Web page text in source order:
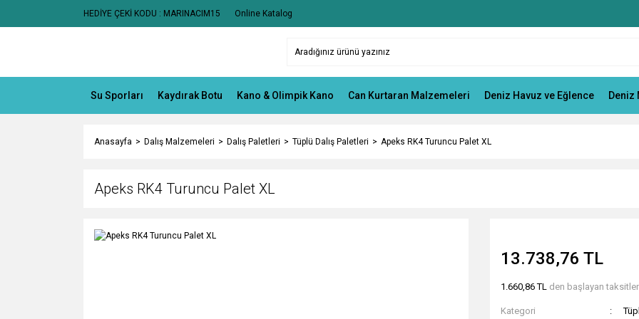
HEDİYE ÇEKİ KODU : MARINACIM15 Online Katalog
Su Sporları Kaydırak Botu Kano & Olimpik Kano Can Kurtaran Malzemeleri Deniz Havuz ve Eğlence Deniz
Anasayfa Dalış Malzemeleri Dalış Paletleri Tüplü Dalış Paletleri Apeks RK4 Turuncu Palet XL
Apeks RK4 Turuncu Palet XL
13.738,76 TL
1.660,86 TL den başlayan
Kategori